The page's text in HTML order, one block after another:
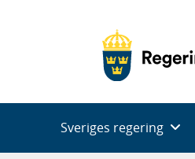
Sveriges regering